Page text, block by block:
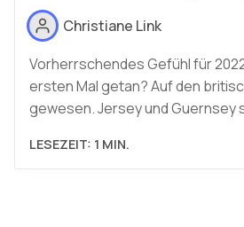
Christiane Link
Vorherrschendes Gefühl für
ersten Mal getan? Auf den
gewesen. Jersey und Guernsey
LESEZEIT: 1 MIN.